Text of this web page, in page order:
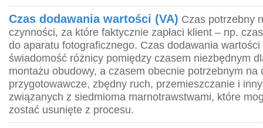
Czas dodawania wartości (VA) Czas potrzebny
czynności, za które faktycznie zapłaci klient – np.
do aparatu fotograficznego. Czas dodawania
świadomość różnicy pomiędzy czasem niezbędnym
montażu obudowy, a czasem obecnie potrzebnym na
przygotowawcze, zbędny ruch, przemieszczanie i
związanych z siedmioma marnotrawstwami, które
zostać usunięte z procesu.